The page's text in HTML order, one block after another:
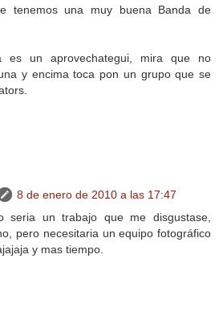
tenemos una muy buena Banda de
es un aprovechategui, mira que no
y encima toca pon un grupo que se
8 de enero de 2010 a las 17:47
seria un trabajo que me disgustase,
pero necesitaria un equipo fotográfico
y mas tiempo.